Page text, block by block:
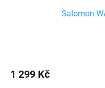
Salomon
1 299 Kč